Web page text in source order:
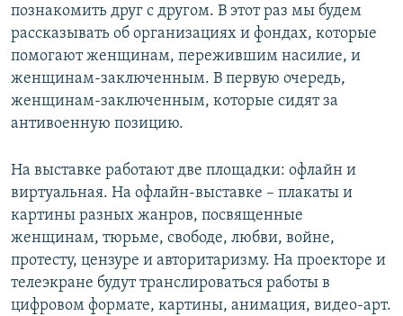
познакомить друг с другом. В этот раз мы будем
рассказывать об организациях и фондах, которые
помогают женщинам, пережившим насилие, и
женщинам-заключенным. В первую очередь,
женщинам-заключенным, которые сидят за
антивоенную позицию.
На выставке работают две площадки: офлайн и
виртуальная. На офлайн-выставке – плакаты и
картины разных жанров, посвященные
женщинам, тюрьме, свободе, любви, войне,
протесту, цензуре и авторитаризму. На проекторе и
телеэкране будут транслироваться работы в
цифровом формате, картины, анимация, видео-арт.